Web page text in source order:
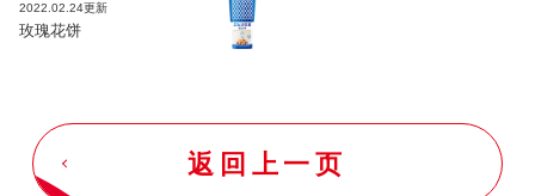
2022.02.24更新
玫瑰花饼
返回上一页